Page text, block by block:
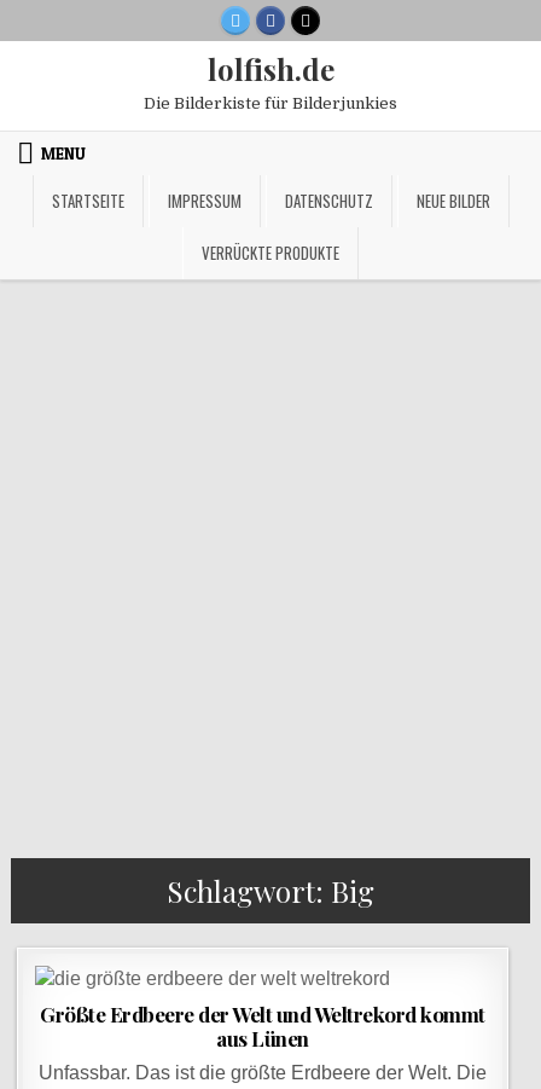
to
lolfish.de
Die Bilderkiste für Bilderjunkies
MENU
STARTSEITE IMPRESSUM DATENSCHUTZ NEUE BILDER
VERRÜCKTE PRODUKTE
Schlagwort: Big
Größte Erdbeere der Welt und Weltrekord kommt
aus Lünen
Unfassbar. Das ist die größte Erdbeere der Welt. Die